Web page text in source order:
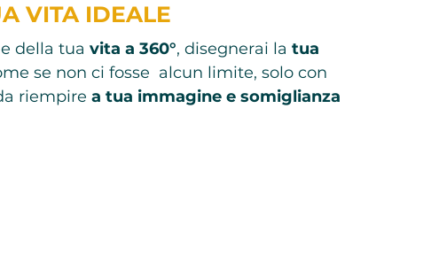
VITA IDEALE
della tua vita a 360°, disegnerai la tua
se non ci fosse alcun limite, solo con
riempire a tua immagine e somiglianza